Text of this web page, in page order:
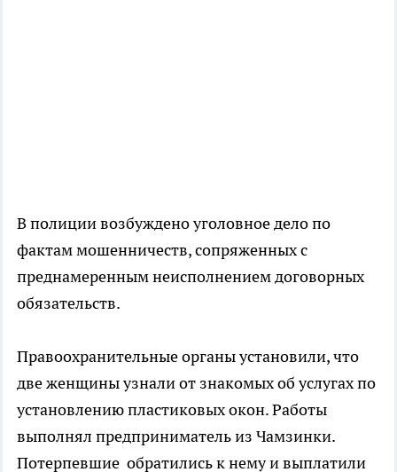
В полиции возбуждено уголовное дело по
фактам мошенничеств, сопряженных с
преднамеренным неисполнением договорных
обязательств.
Правоохранительные органы установили, что
две женщины узнали от знакомых об услугах по
установлению пластиковых окон. Работы
выполнял предприниматель из Чамзинки.
Потерпевшие обратились к нему и выплатили